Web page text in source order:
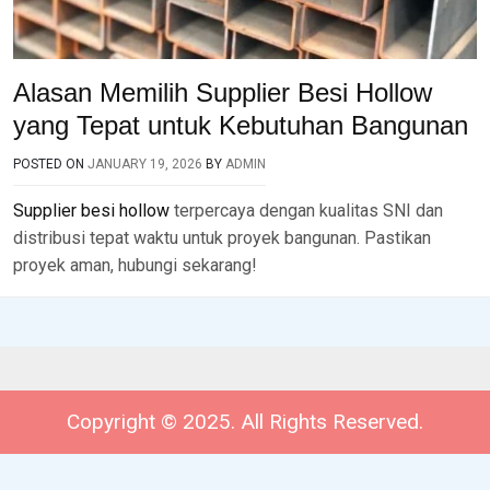
Alasan Memilih Supplier Besi Hollow
yang Tepat untuk Kebutuhan Bangunan
POSTED ON JANUARY 19, 2026 BY ADMIN
Supplier besi hollow terpercaya dengan kualitas SNI dan
distribusi tepat waktu untuk proyek bangunan. Pastikan
proyek aman, hubungi sekarang!